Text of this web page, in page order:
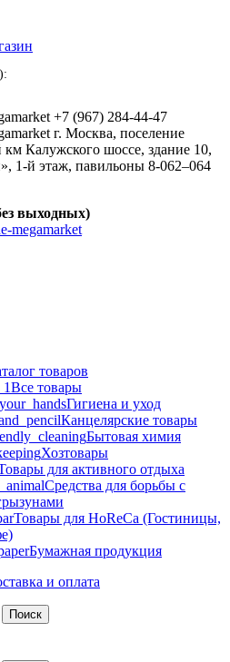
+7 (967) 284-44-47
г. Москва, поселение
км Калужского шоссе, здание 10,
1-й этаж, павильоны 8-062–064
выходных)
товаров
Все товары
Гигиена и уход
Канцелярские товары
Бытовая химия
Хозтовары
для активного отдыха
Средства для борьбы с
Товары для HoReCa (Гостиницы,
Бумажная продукция
и оплата
Поиск